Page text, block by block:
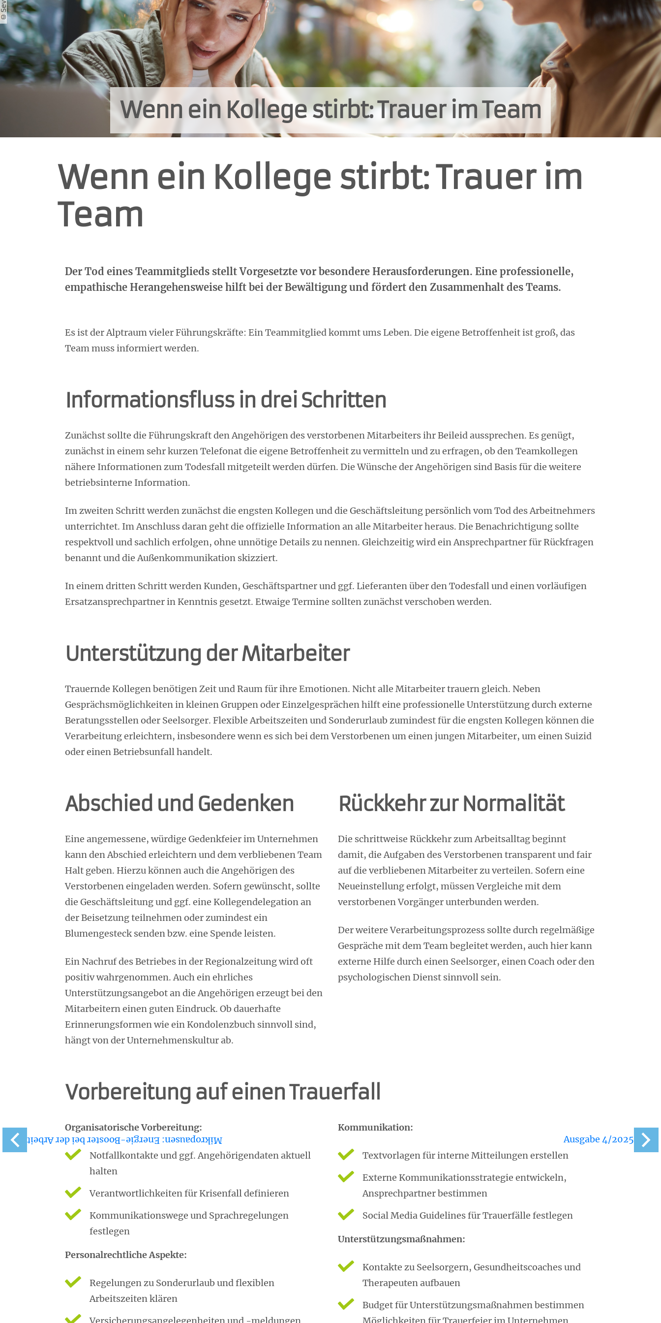
Wenn ein Kollege stirbt: Trauer im Team
Wenn ein Kollege stirbt: Trauer im
Team
Der Tod eines Teammitglieds stellt Vorgesetzte vor besondere Herausforderungen. Eine professionelle,
empathische Herangehensweise hilft bei der Bewältigung und fördert den Zusammenhalt des Teams.
Es ist der Alptraum vieler Führungskräfte: Ein Teammitglied kommt ums Leben. Die eigene Betroffenheit ist groß, das
Team muss informiert werden.
Informationsfluss in drei Schritten
Zunächst sollte die Führungskraft den Angehörigen des verstorbenen Mitarbeiters ihr Beileid aussprechen. Es genügt,
zunächst in einem sehr kurzen Telefonat die eigene Betroffenheit zu vermitteln und zu erfragen, ob den Teamkollegen
nähere Informationen zum Todesfall mitgeteilt werden dürfen. Die Wünsche der Angehörigen sind Basis für die weitere
betriebsinterne Information.
Im zweiten Schritt werden zunächst die engsten Kollegen und die Geschäftsleitung persönlich vom Tod des Arbeitnehmers
unterrichtet. Im Anschluss daran geht die offizielle Information an alle Mitarbeiter heraus. Die Benachrichtigung sollte
respektvoll und sachlich erfolgen, ohne unnötige Details zu nennen. Gleichzeitig wird ein Ansprechpartner für Rückfragen
benannt und die Außenkommunikation skizziert.
In einem dritten Schritt werden Kunden, Geschäftspartner und ggf. Lieferanten über den Todesfall und einen vorläufigen
Ersatzansprechpartner in Kenntnis gesetzt. Etwaige Termine sollten zunächst verschoben werden.
Unterstützung der Mitarbeiter
Trauernde Kollegen benötigen Zeit und Raum für ihre Emotionen. Nicht alle Mitarbeiter trauern gleich. Neben
Gesprächsmöglichkeiten in kleinen Gruppen oder Einzelgesprächen hilft eine professionelle Unterstützung durch externe
Beratungsstellen oder Seelsorger. Flexible Arbeitszeiten und Sonderurlaub zumindest für die engsten Kollegen können die
Verarbeitung erleichtern, insbesondere wenn es sich bei dem Verstorbenen um einen jungen Mitarbeiter, um einen Suizid
oder einen Betriebsunfall handelt.
Abschied und Gedenken
Eine angemessene, würdige Gedenkfeier im Unternehmen
kann den Abschied erleichtern und dem verbliebenen Team
Halt geben. Hierzu können auch die Angehörigen des
Verstorbenen eingeladen werden. Sofern gewünscht, sollte
die Geschäftsleitung und ggf. eine Kollegendelegation an
der Beisetzung teilnehmen oder zumindest ein
Blumengesteck senden bzw. eine Spende leisten.
Ein Nachruf des Betriebes in der Regionalzeitung wird oft
positiv wahrgenommen. Auch ein ehrliches
Unterstützungsangebot an die Angehörigen erzeugt bei den
Mitarbeitern einen guten Eindruck. Ob dauerhafte
Erinnerungsformen wie ein Kondolenzbuch sinnvoll sind,
hängt von der Unternehmenskultur ab.
Rückkehr zur Normalität
Die schrittweise Rückkehr zum Arbeitsalltag beginnt
damit, die Aufgaben des Verstorbenen transparent und fair
auf die verbliebenen Mitarbeiter zu verteilen. Sofern eine
Neueinstellung erfolgt, müssen Vergleiche mit dem
verstorbenen Vorgänger unterbunden werden.
Der weitere Verarbeitungsprozess sollte durch regelmäßige
Gespräche mit dem Team begleitet werden, auch hier kann
externe Hilfe durch einen Seelsorger, einen Coach oder den
psychologischen Dienst sinnvoll sein.
Vorbereitung auf einen Trauerfall
Organisatorische Vorbereitung:
Notfallkontakte und ggf. Angehörigendaten aktuell
halten
Verantwortlichkeiten für Krisenfall definieren
Kommunikationswege und Sprachregelungen
festlegen
Personalrechtliche Aspekte:
Regelungen zu Sonderurlaub und flexiblen
Arbeitszeiten klären
Versicherungsangelegenheiten und -meldungen
Kommunikation:
Textvorlagen für interne Mitteilungen erstellen
Externe Kommunikationsstrategie entwickeln,
Ansprechpartner bestimmen
Social Media Guidelines für Trauerfälle festlegen
Unterstützungsmaßnahmen:
Kontakte zu Seelsorgern, Gesundheitscoaches und
Therapeuten aufbauen
Budget für Unterstützungsmaßnahmen bestimmen
Möglichkeiten für Trauerfeier im Unternehmen
Mikropausen: Energie-Booster bei der Arbeit Ausgabe 4/2025